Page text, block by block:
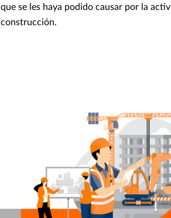
que se les haya podido causar por la
construcción.